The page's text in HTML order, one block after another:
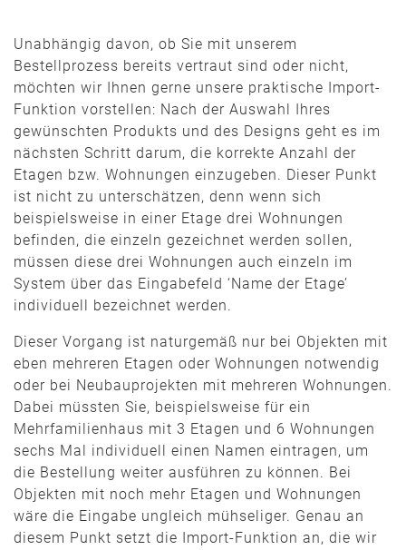
Unabhängig davon, ob Sie mit unserem
Bestellprozess bereits vertraut sind oder nicht,
möchten wir Ihnen gerne unsere praktische Import-
Funktion vorstellen: Nach der Auswahl Ihres
gewünschten Produkts und des Designs geht es im
nächsten Schritt darum, die korrekte Anzahl der
Etagen bzw. Wohnungen einzugeben. Dieser Punkt
ist nicht zu unterschätzen, denn wenn sich
beispielsweise in einer Etage drei Wohnungen
befinden, die einzeln gezeichnet werden sollen,
müssen diese drei Wohnungen auch einzeln im
System über das Eingabefeld ‘Name der Etage’
individuell bezeichnet werden.
Dieser Vorgang ist naturgemäß nur bei Objekten mit
eben mehreren Etagen oder Wohnungen notwendig
oder bei Neubauprojekten mit mehreren Wohnungen.
Dabei müssten Sie, beispielsweise für ein
Mehrfamilienhaus mit 3 Etagen und 6 Wohnungen
sechs Mal individuell einen Namen eintragen, um
die Bestellung weiter ausführen zu können. Bei
Objekten mit noch mehr Etagen und Wohnungen
wäre die Eingabe ungleich mühseliger. Genau an
diesem Punkt setzt die Import-Funktion an, die wir